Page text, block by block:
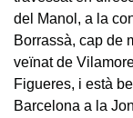
del Manol, a la
Borrassà, cap de
veïnat de
Figueres, i està
Barcelona a la